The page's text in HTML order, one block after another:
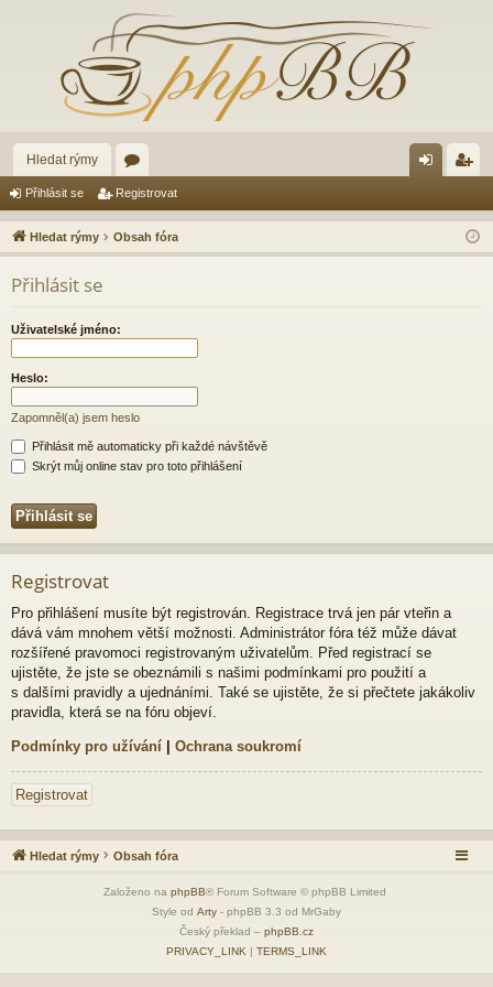
Hledat rýmy
ór
a lá
sit
ist
ro
Přihlásit se Registrovat
Hledat rýmy Obsah fóra
Přihlásit se
Uživatelské jméno:
Heslo:
Zapomněl(a) jsem heslo
Přihlásit mě automaticky při každé návštěvě
Skrýt můj online stav pro toto přihlášení
Registrovat
Pro přihlášení musíte být registrován. Registrace trvá jen pár vteřin a
dává vám mnohem větší možnosti. Administrátor fóra též může dávat
rozšířené pravomoci registrovaným uživatelům. Před registrací se
ujistěte, že jste se obeznámili s našimi podmínkami pro použití a
s dalšími pravidly a ujednáními. Také se ujistěte, že si přečtete jakákoliv
pravidla, která se na fóru objeví.
Podmínky pro užívání | Ochrana soukromí
Registrovat
Hledat rýmy Obsah fóra
Založeno na phpBB® Forum Software © phpBB Limited
Style od Arty - phpBB 3.3 od MrGaby
Český překlad – phpBB.cz
PRIVACY_LINK | TERMS_LINK